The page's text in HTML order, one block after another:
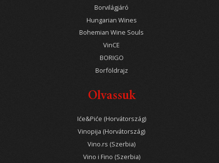
Borvilágjáró
Hungarian Wines
Bohemian Wine Souls
VinCE
BORIGO
Borföldrajz
Olvassuk
Iće&Piće (Horvátország)
Vinopija (Horvátország)
Vino.rs (Szerbia)
Vino i Fino (Szerbia)